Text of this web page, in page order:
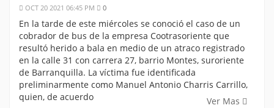
OCT 20 2021 06:45 PM 0
En la tarde de este miércoles se conoció el caso de un
cobrador de bus de la empresa Cootrasoriente que
resultó herido a bala en medio de un atraco registrado
en la calle 31 con carrera 27, barrio Montes, suroriente
de Barranquilla. La víctima fue identificada
preliminarmente como Manuel Antonio Charris Carrillo,
quien, de acuerdo
Ver Mas